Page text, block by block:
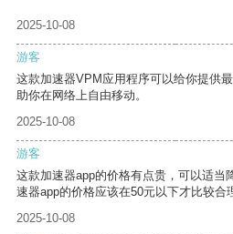
2025-10-08
游客
这款加速器VPM应用程序可以给你提供
助你在网络上自由移动。
2025-10-08
游客
这款加速器app的价格有点贵，可以适当
速器app的价格应该在50元以下才比较合
2025-10-08